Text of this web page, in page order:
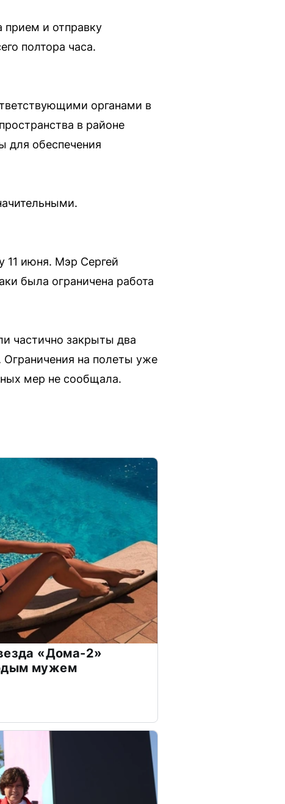
прием и отправку
полтора часа.
органами в
в районе
для обеспечения
11 июня. Мэр Сергей
была ограничена работа
частично закрыты два
на полеты уже
мер не сообщала.
«Дома-2»
мужем